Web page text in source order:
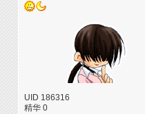
UID 186316
精华 0